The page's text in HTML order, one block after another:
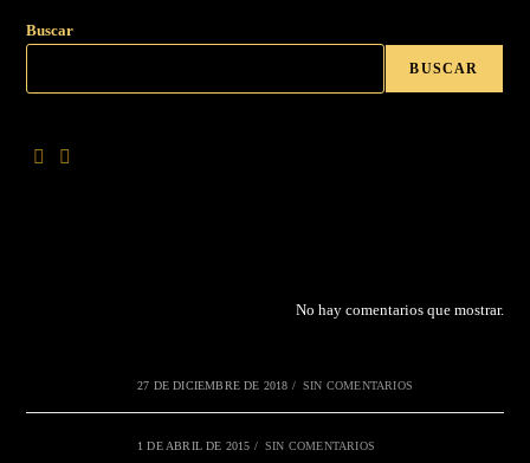
Buscar
BUSCAR
No hay comentarios que mostrar.
27 DE DICIEMBRE DE 2018 / SIN COMENTARIOS
1 DE ABRIL DE 2015 / SIN COMENTARIOS